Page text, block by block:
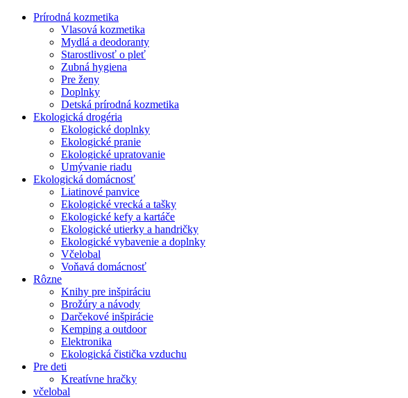
Prírodná kozmetika
Vlasová kozmetika
Mydlá a deodoranty
Starostlivosť o pleť
Zubná hygiena
Pre ženy
Doplnky
Detská prírodná kozmetika
Ekologická drogéria
Ekologické doplnky
Ekologické pranie
Ekologické upratovanie
Umývanie riadu
Ekologická domácnosť
Liatinové panvice
Ekologické vrecká a tašky
Ekologické kefy a kartáče
Ekologické utierky a handričky
Ekologické vybavenie a doplnky
Včelobal
Voňavá domácnosť
Rôzne
Knihy pre inšpiráciu
Brožúry a návody
Darčekové inšpirácie
Kemping a outdoor
Elektronika
Ekologická čistička vzduchu
Pre deti
Kreatívne hračky
včelobal